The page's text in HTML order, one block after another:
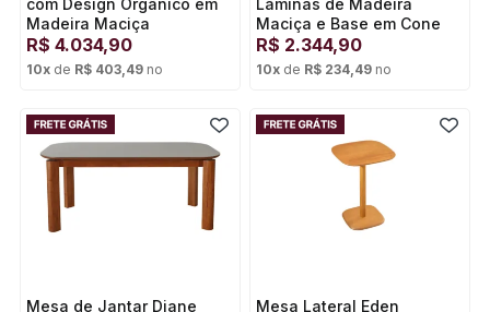
Madeira Maciça
R$ 4.034,90
10x de R$ 403,49 no
Maciça e Base em Cone
R$ 2.344,90
10x de R$ 234,49 no
Mesa de Jantar Diane Mesa Lateral Eden